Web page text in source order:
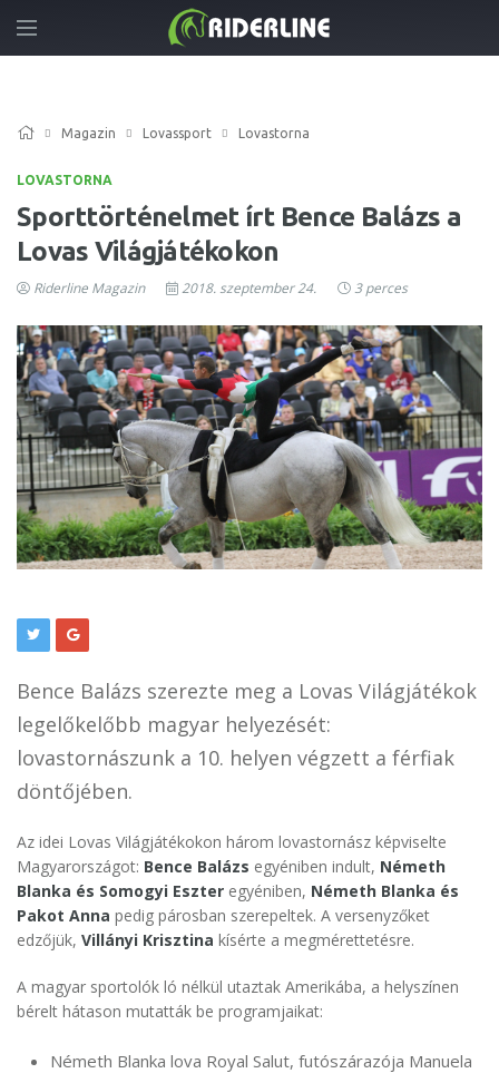
Magazin Lovassport Lovastorna
LOVASTORNA
Sporttörténelmet írt Bence Balázs a
Lovas Világjátékokon
Riderline Magazin 2018. szeptember 24. 3 perces
Bence Balázs szerezte meg a Lovas Világjátékok
legelőkelőbb magyar helyezését:
lovastornászunk a 10. helyen végzett a férfiak
döntőjében.
Az idei Lovas Világjátékokon három lovastornász képviselte
Magyarországot: Bence Balázs egyéniben indult, Németh
Blanka és Somogyi Eszter egyéniben, Németh Blanka és
Pakot Anna pedig párosban szerepeltek. A versenyzőket
edzőjük, Villányi Krisztina kísérte a megmérettetésre.
A magyar sportolók ló nélkül utaztak Amerikába, a helyszínen
bérelt hátason mutatták be programjaikat:
Németh Blanka lova Royal Salut, futószárazója Manuela